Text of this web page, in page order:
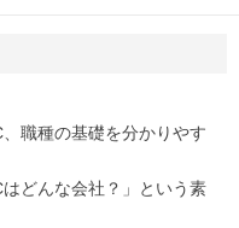
職種の基礎を分かりやす
どんな会社？」という素